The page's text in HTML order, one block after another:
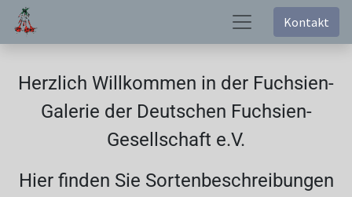
Kontakt
Herzlich Willkommen in der Fuchsien-
Galerie der Deutschen Fuchsien-
Gesellschaft e.V.
Hier finden Sie Sortenbeschreibungen